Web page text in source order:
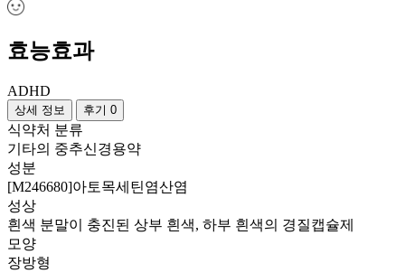
효능효과
ADHD
상세 정보 후기 0
식약처 분류
기타의 중추신경용약
성분
[M246680]아토목세틴염산염
성상
흰색 분말이 충진된 상부 흰색, 하부 흰색의 경질캡슐제
모양
장방형